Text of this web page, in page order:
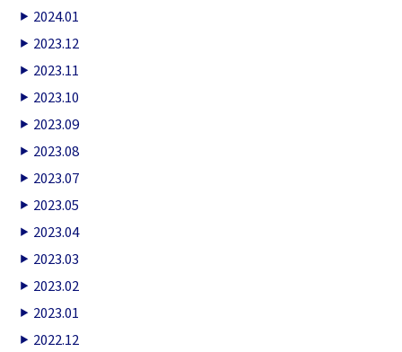
2024.01
2023.12
2023.11
2023.10
2023.09
2023.08
2023.07
2023.05
2023.04
2023.03
2023.02
2023.01
2022.12